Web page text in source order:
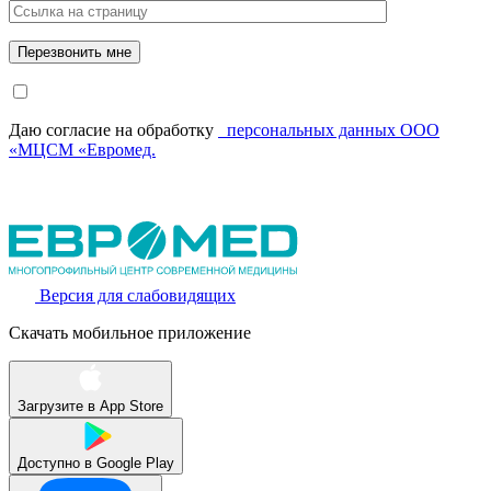
Даю согласие на обработку
персональных данных ООО
«МЦСМ «Евромед.
Версия для слабовидящих
Скачать мобильное приложение
Загрузите в App Store
Доступно в Google Play